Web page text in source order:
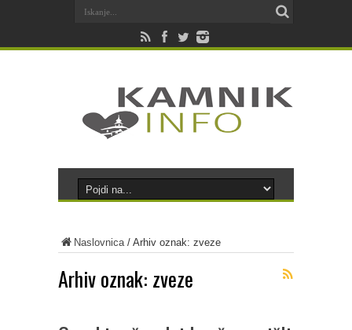
Naslovnica/ Arhiv oznak: zveze
Arhiv oznak: zveze